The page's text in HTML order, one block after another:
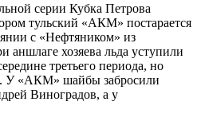
серии Кубка Петрова
тульский «АКМ» постарается
с «Нефтяником» из
аншлаге хозяева льда уступили
третьего периода, но
У «АКМ» шайбы забросили
Виноградов, а у